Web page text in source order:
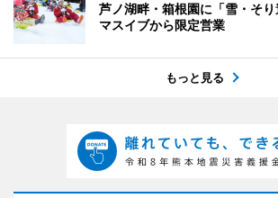
芦ノ湖畔・箱根園に「雪・そ
マスイブから限定営業
もっと見る